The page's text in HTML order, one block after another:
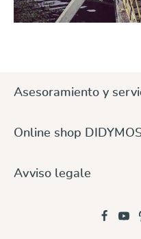
Asesoramiento y
Online shop
Avviso legale